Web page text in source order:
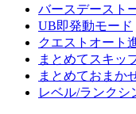
バースデースト
UB即発動モード
クエストオート
まとめてスキッ
まとめておまか
レベル/ランクシ